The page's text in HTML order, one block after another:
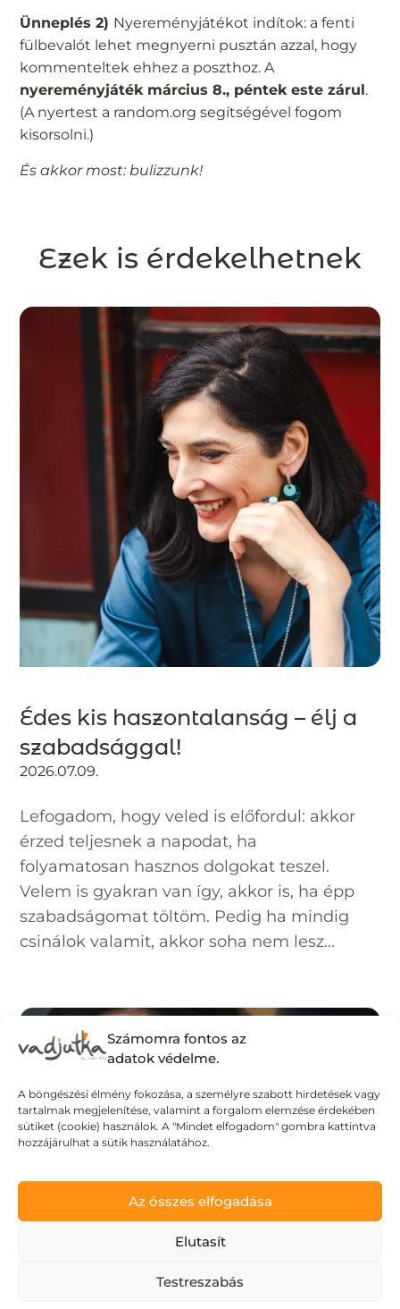
Számomra fontos az
adatok védelme.
A böngészési élmény fokozása, a személyre szabott hirdetések vagy
tartalmak megjelenítése, valamint a forgalom elemzése érdekében
sütiket (cookie) használok. A "Mindet elfogadom" gombra kattintva
hozzájárulhat a sütik használatához.
Az összes elfogadása
Elutasít
Testreszabás
Ünneplés 2) Nyereményjátékot indítok: a fenti
fülbevalót lehet megnyerni pusztán azzal, hogy
kommenteltek ehhez a poszthoz. A
nyereményjáték március 8., péntek este zárul.
(A nyertest a random.org segítségével fogom
kisorsolni.)
És akkor most: bulizzunk!
Ezek is érdekelhetnek
Édes kis haszontalanság – élj a
szabadsággal!
2026.07.09.
Lefogadom, hogy veled is előfordul: akkor
érzed teljesnek a napodat, ha
folyamatosan hasznos dolgokat teszel.
Velem is gyakran van így, akkor is, ha épp
szabadságomat töltöm. Pedig ha mindig
csinálok valamit, akkor soha nem lesz...